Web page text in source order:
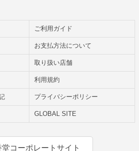
ご利用ガイド
お支払方法について
取り扱い店舗
利用規約
プライバシーポリシー
GLOBAL SITE
堂コーポレートサイト